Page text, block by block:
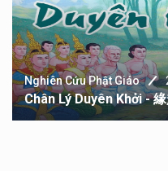
Nghiên Cứu Phật Giáo
Chân Lý Duyên Khởi -